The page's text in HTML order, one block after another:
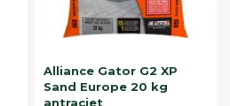
Alliance Gator G2 XP
Sand Europe 20 kg
antraciet